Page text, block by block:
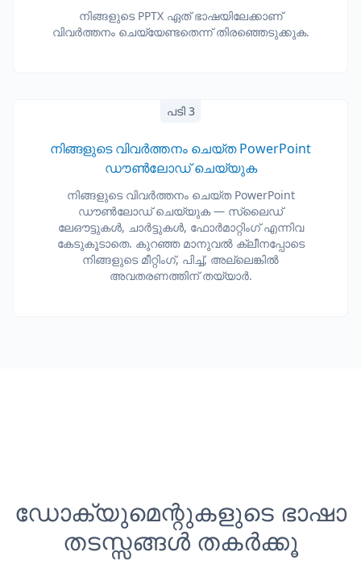
നിങ്ങളുടെ PPTX ഏത് ഭാഷയിലേക്കാണ്
വിവർത്തനം ചെയ്യേണ്ടതെന്ന് തിരഞ്ഞെടുക്കുക.
പടി 3
നിങ്ങളുടെ വിവർത്തനം ചെയ്ത PowerPoint
ഡൗൺലോഡ് ചെയ്യുക
നിങ്ങളുടെ വിവർത്തനം ചെയ്ത PowerPoint
ഡൗൺലോഡ് ചെയ്യുക — സ്ലൈഡ്
ലേഔട്ടുകൾ, ചാർട്ടുകൾ, ഫോർമാറ്റിംഗ് എന്നിവ
കേടുകൂടാതെ. കുറഞ്ഞ മാനുവൽ ക്ലീനപ്പോടെ
നിങ്ങളുടെ മീറ്റിംഗ്, പിച്ച്, അല്ലെങ്കിൽ
അവതരണത്തിന് തയ്യാർ.
ഡോക്യുമെന്റുകളുടെ ഭാഷാ
തടസ്സങ്ങൾ തകർക്കൂ